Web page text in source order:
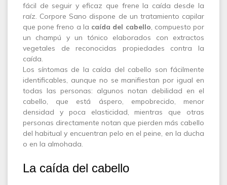
fácil de seguir y eficaz que frene la caída desde la
raíz. Corpore Sano dispone de un tratamiento capilar
que pone freno a la caída del cabello, compuesto por
un champú y un tónico elaborados con extractos
vegetales de reconocidas propiedades contra la
caída.
Los síntomas de la caída del cabello son fácilmente
identificables, aunque no se manifiestan por igual en
todas las personas: algunos notan debilidad en el
cabello, que está áspero, empobrecido, menor
densidad y poca elasticidad, mientras que otras
personas directamente notan que pierden más cabello
del habitual y encuentran pelo en el peine, en la ducha
o en la almohada.
La caída del cabello